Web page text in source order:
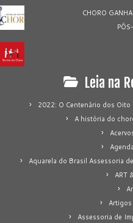
CHORO
Leia na
2022: O Centenário dos Oito
A história do
Aquarela do Brasil Assessoria
ART
Assessoria de